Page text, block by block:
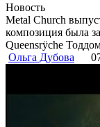
Новость
Metal Church
композиция была
Queensrÿche
Ольга Дубова